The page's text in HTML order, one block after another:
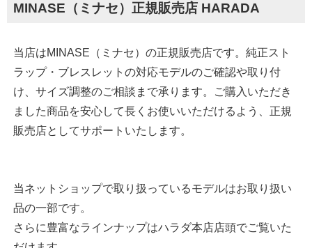
MINASE（ミナセ）正規販売店 HARADA
当店はMINASE（ミナセ）の正規販売店です。純正スト
ラップ・ブレスレットの対応モデルのご確認や取り付
け、サイズ調整のご相談まで承ります。ご購入いただき
ました商品を安心して長くお使いいただけるよう、正規
販売店としてサポートいたします。
当ネットショップで取り扱っているモデルはお取り扱い
品の一部です。
さらに豊富なラインナップはハラダ本店店頭でご覧いた